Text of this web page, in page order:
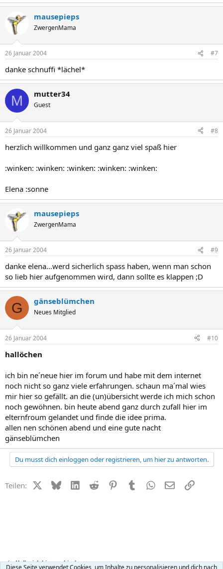
mausepieps
ZwergenMama
26 Januar 2004 #7
danke schnuffi *lächel*
M mutter34
Guest
26 Januar 2004 #8
herzlich willkommen und ganz ganz viel spaß hier
:winken: :winken: :winken: :winken: :winken:
Elena :sonne
mausepieps
ZwergenMama
26 Januar 2004 #9
danke elena...werd sicherlich spass haben, wenn man schon
so lieb hier aufgenommen wird, dann sollte es klappen ;D
G gänseblümchen
Neues Mitglied
26 Januar 2004 #10
hallöchen
ich bin ne´neue hier im forum und habe mit dem internet
noch nicht so ganz viele erfahrungen. schaun ma´mal wies
mir hier so gefällt. an die (un)übersicht werde ich mich schon
noch gewöhnen. bin heute abend ganz durch zufall hier im
elternfroum gelandet und finde die idee prima.
allen nen schönen abend und eine gute nacht
gänseblümchen
Du musst dich einloggen oder registrieren, um hier zu antworten.
Teilen: X (Twitter)
BlueskyLinkedIn
Reddit PinterestTumblr WhatsApp
E-MailLink
Hallo, ich bin neu hier!
Diese Seite verwendet Cookies, um Inhalte zu personalisieren und dich nach